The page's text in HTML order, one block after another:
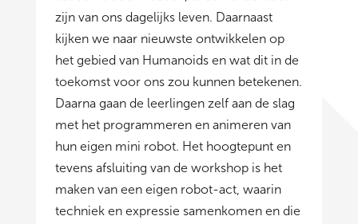
zijn van ons dagelijks leven. Daarnaast
kijken we naar nieuwste ontwikkelen op
het gebied van Humanoids en wat dit in de
toekomst voor ons zou kunnen betekenen.
Daarna gaan de leerlingen zelf aan de slag
met het programmeren en animeren van
hun eigen mini robot. Het hoogtepunt en
tevens afsluiting van de workshop is het
maken van een eigen robot-act, waarin
techniek en expressie samenkomen en die